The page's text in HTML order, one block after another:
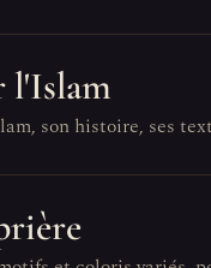
l'Islam
son histoire, ses